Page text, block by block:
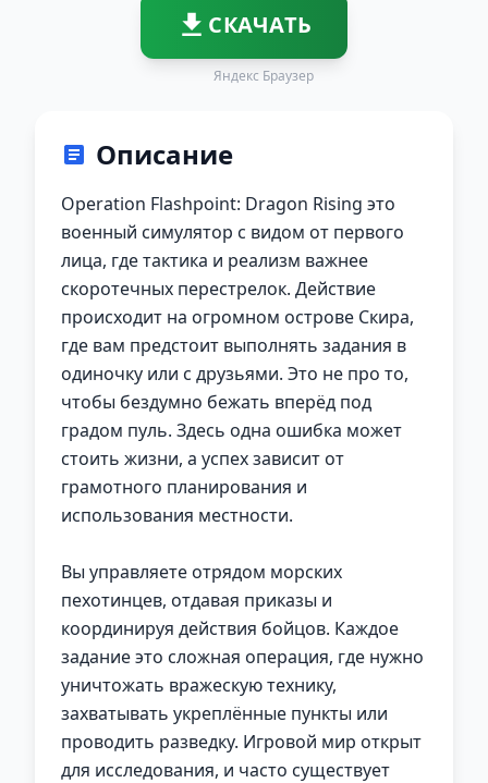
СКАЧАТЬ
Яндекс Браузер
Описание
Operation Flashpoint: Dragon Rising это
военный симулятор с видом от первого
лица, где тактика и реализм важнее
скоротечных перестрелок. Действие
происходит на огромном острове Скира,
где вам предстоит выполнять задания в
одиночку или с друзьями. Это не про то,
чтобы бездумно бежать вперёд под
градом пуль. Здесь одна ошибка может
стоить жизни, а успех зависит от
грамотного планирования и
использования местности.
Вы управляете отрядом морских
пехотинцев, отдавая приказы и
координируя действия бойцов. Каждое
задание это сложная операция, где нужно
уничтожать вражескую технику,
захватывать укреплённые пункты или
проводить разведку. Игровой мир открыт
для исследования, и часто существует